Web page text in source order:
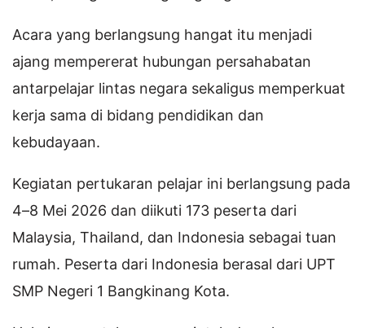
Acara yang berlangsung hangat itu menjadi
ajang mempererat hubungan persahabatan
antarpelajar lintas negara sekaligus memperkuat
kerja sama di bidang pendidikan dan
kebudayaan.
Kegiatan pertukaran pelajar ini berlangsung pada
4–8 Mei 2026 dan diikuti 173 peserta dari
Malaysia, Thailand, dan Indonesia sebagai tuan
rumah. Peserta dari Indonesia berasal dari UPT
SMP Negeri 1 Bangkinang Kota.